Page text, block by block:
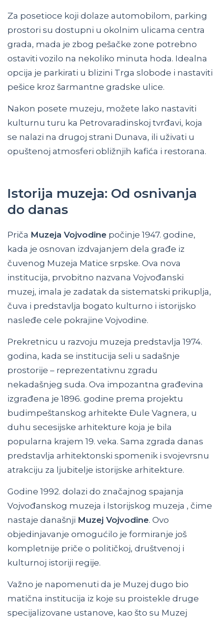
Za posetioce koji dolaze automobilom, parking
prostori su dostupni u okolnim ulicama centra
grada, mada je zbog pešačke zone potrebno
ostaviti vozilo na nekoliko minuta hoda. Idealna
opcija je parkirati u blizini Trga slobode i nastaviti
pešice kroz šarmantne gradske ulice.
Nakon posete muzeju, možete lako nastaviti
kulturnu turu ka Petrovaradinskoj tvrđavi, koja
se nalazi na drugoj strani Dunava, ili uživati u
opuštenoj atmosferi obližnjih kafića i restorana.
Istorija muzeja: Od osnivanja
do danas
Priča Muzeja Vojvodine počinje 1947. godine,
kada je osnovan izdvajanjem dela građe iz
čuvenog Muzeja Matice srpske. Ova nova
institucija, prvobitno nazvana Vojvođanski
muzej, imala je zadatak da sistematski prikuplja,
čuva i predstavlja bogato kulturno i istorijsko
nasleđe cele pokrajine Vojvodine.
Prekretnicu u razvoju muzeja predstavlja 1974.
godina, kada se institucija seli u sadašnje
prostorije – reprezentativnu zgradu
nekadašnjeg suda. Ova impozantna građevina
izgrađena je 1896. godine prema projektu
budimpeštanskog arhitekte Đule Vagnera, u
duhu secesijske arhitekture koja je bila
popularna krajem 19. veka. Sama zgrada danas
predstavlja arhitektonski spomenik i svojevrsnu
atrakciju za ljubitelje istorijske arhitekture.
Godine 1992. dolazi do značajnog spajanja
Vojvođanskog muzeja i Istorijskog muzeja , čime
nastaje današnji Muzej Vojvodine. Ovo
objedinjavanje omogućilo je formiranje još
kompletnije priče o političkoj, društvenoj i
kulturnoj istoriji regije.
Važno je napomenuti da je Muzej dugo bio
matična institucija iz koje su proistekle druge
specijalizovane ustanove, kao što su Muzej